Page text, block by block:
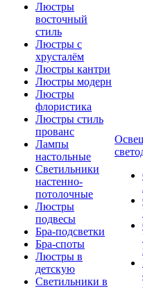
Люстры
восточный
стиль
Люстры с
хрусталём
Люстры кантри
Люстры модерн
Люстры
флористика
Люстры стиль
прованс
Лампы
настольные
Светильники
настенно-
потолочные
Люстры
подвесы
Бра-подсветки
Бра-споты
Люстры в
детскую
Светильники в